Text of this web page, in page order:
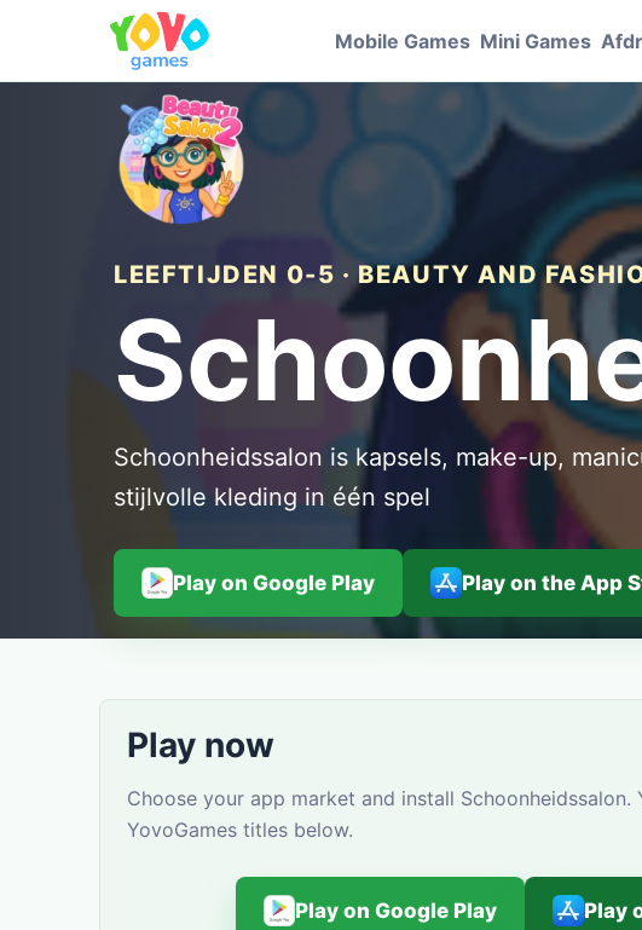
Mobile Games Mini Games
LEEFTIJDEN 0-5 · BEAUTY AND
Schoonheidssalon is kapsels, make-up,
stijlvolle kleding in één spel
Play on Google Play Play on the App
Play now
Choose your app market and install
YovoGames titles below.
Play on Google Play Play